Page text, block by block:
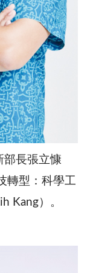
部長張立慷
轉型：科學工
Kang）。